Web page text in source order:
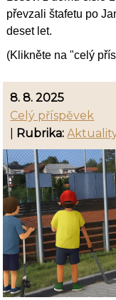
převzali štafetu po
deset let.
(Klikněte na "celý
8. 8. 2025
Celý příspěvek
Rubrika: